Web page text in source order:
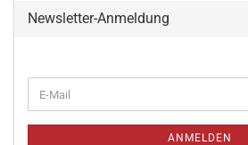
Newsletter-Anmeldung
ANMELDEN